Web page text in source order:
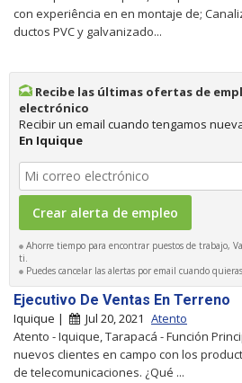
con experiência en en montaje de;
ductos PVC y galvanizado...
Recibe las últimas ofertas de
electrónico
Recibir un email cuando tengamos
En Iquique
Ahorre tiempo para encontrar puestos de trabajo,
ti.
Puedes cancelar las alertas por email cuando quieras.
Ejecutivo De Ventas En Terreno
Iquique | Jul 20, 2021 Atento
Atento - Iquique, Tarapacá - Función
nuevos clientes en campo con los
de telecomunicaciones. ¿Qué ...